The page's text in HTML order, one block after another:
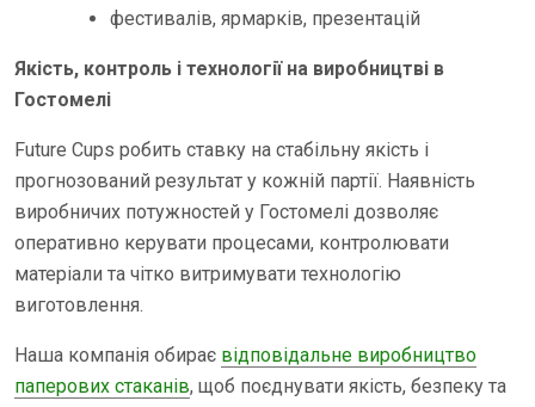
фестивалів, ярмарків, презентацій
Якість, контроль і технології на виробництві в
Гостомелі
Future Cups робить ставку на стабільну якість і
прогнозований результат у кожній партії. Наявність
виробничих потужностей у Гостомелі дозволяє
оперативно керувати процесами, контролювати
матеріали та чітко витримувати технологію
виготовлення.
Наша компанія обирає відповідальне виробництво
паперових стаканів, щоб поєднувати якість, безпеку та